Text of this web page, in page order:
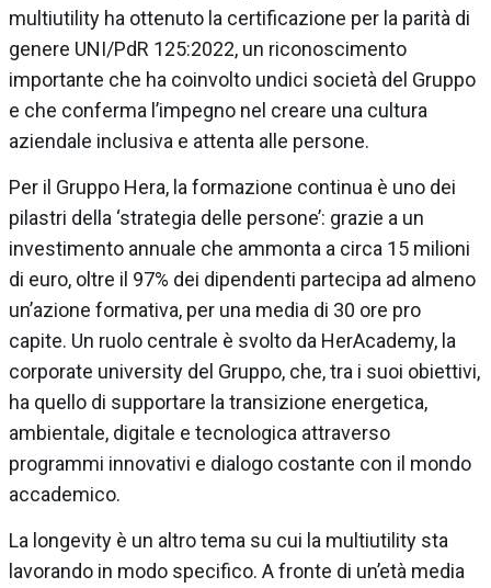
multiutility ha ottenuto la certificazione per la parità di
genere UNI/PdR 125:2022, un riconoscimento
importante che ha coinvolto undici società del Gruppo
e che conferma l’impegno nel creare una cultura
aziendale inclusiva e attenta alle persone.
Per il Gruppo Hera, la formazione continua è uno dei
pilastri della ‘strategia delle persone’: grazie a un
investimento annuale che ammonta a circa 15 milioni
di euro, oltre il 97% dei dipendenti partecipa ad almeno
un’azione formativa, per una media di 30 ore pro
capite. Un ruolo centrale è svolto da HerAcademy, la
corporate university del Gruppo, che, tra i suoi obiettivi,
ha quello di supportare la transizione energetica,
ambientale, digitale e tecnologica attraverso
programmi innovativi e dialogo costante con il mondo
accademico.
La longevity è un altro tema su cui la multiutility sta
lavorando in modo specifico. A fronte di un’età media